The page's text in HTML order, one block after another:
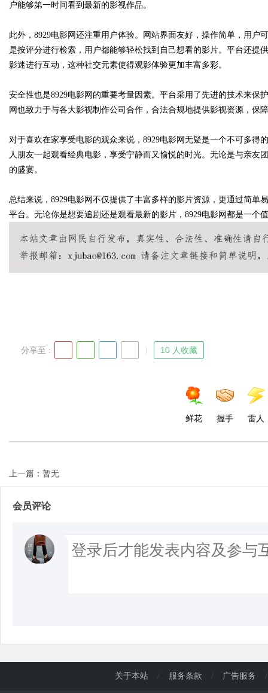
户能够第一时间看到最新的影视作品。
此外，8929电影网还注重用户体验。网站界面友好，操作简单，用
是按评分进行检索，用户都能够轻松找到自己想看的影片。平台还提
影迷进行互动，这种社交元素使得观影体验更加丰富多彩。
安全性也是8929电影网的重要考量因素。平台采用了先进的技术来保
网也致力于与各大影视制作公司合作，合法合规地提供影视资源，保
对于喜欢在家享受电影的观众来说，8929电影网无疑是一个不可多
人朋友一起观看经典电影，享受宁静而又愉悦的时光。无论是与亲友
的盛宴。
总结来说，8929电影网不仅提供了丰富多样的影片资源，更通过简
平台。无论你是想要追剧还是观看最新的影片，8929电影网都是一个
分享至 : 10 人收藏
鲜花 握手 雷人
上一篇：暂无
会员评论
关于本站 / 服务条款 / 广告服务 /